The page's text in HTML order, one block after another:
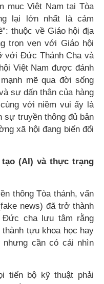
mục Việt Nam tại Tòa
lại lớn nhất là cảm
thuộc về Giáo hội địa
trọn vẹn với Giáo hội
với Đức Thánh Cha và
Việt Nam được đánh
mẽ qua đời sống
sự dấn thân của hàng
với niềm vui ấy là
sự truyền thông đủ bản
xã hội đang biến đổi
(AI) và thực trạng
thông Tòa thánh, vấn
news) đã trở thành
Đức cha lưu tâm rằng
tựu khoa học hay
cần có cái nhìn
tiến bộ kỹ thuật phải